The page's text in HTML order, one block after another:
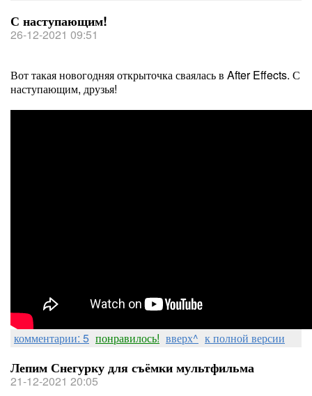
С наступающим!
26-12-2021 09:51
Вот такая новогодняя открыточка сваялась в After Effects. С
наступающим, друзья!
комментарии: 5 понравилось! вверх^ к полной версии
Лепим Снегурку для съёмки мультфильма
21-12-2021 20:05